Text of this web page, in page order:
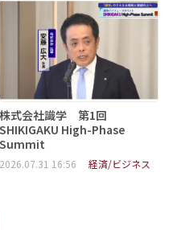
株式会社識学 第1回
SHIKIGAKU High-Phase
Summit
2026.07.31 16:56 経済/ビジネス